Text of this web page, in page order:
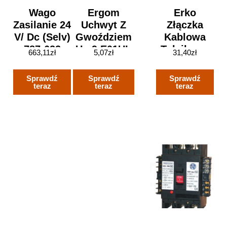
Wago
Zasilanie 24
V/ Dc (Selv)
787-622
663,11zł
Sprawdź
teraz
Erko
Złączka
Kablowa
Tulejkowa
KLD 16
20szt
31,40zł
Sprawdź
teraz
Ergom
Uchwyt Z
Gwoździem
Ug 9 E01UI-
5,07zł
Sprawdź
teraz